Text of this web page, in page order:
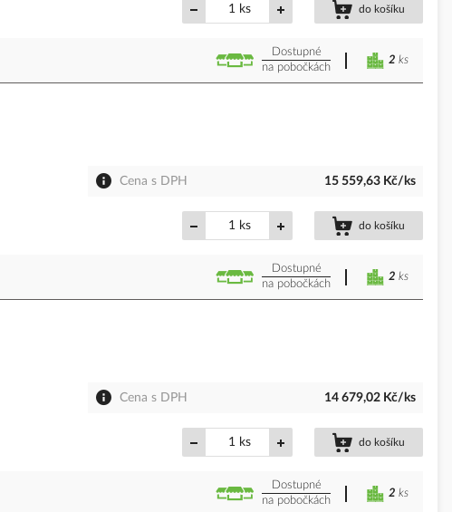
ks do košíku
Dostupné
na pobočkách
2 ks
Cena s DPH 15 559,63 Kč/ks
ks do košíku
Dostupné
na pobočkách
2 ks
Cena s DPH 14 679,02 Kč/ks
ks do košíku
Dostupné
na pobočkách
2 ks